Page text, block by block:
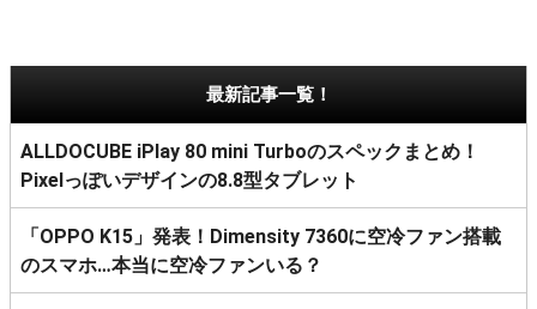
最新記事一覧！
ALLDOCUBE iPlay 80 mini Turboのスペックまとめ！
Pixelっぽいデザインの8.8型タブレット
「OPPO K15」発表！Dimensity 7360に空冷ファン搭載
のスマホ…本当に空冷ファンいる？